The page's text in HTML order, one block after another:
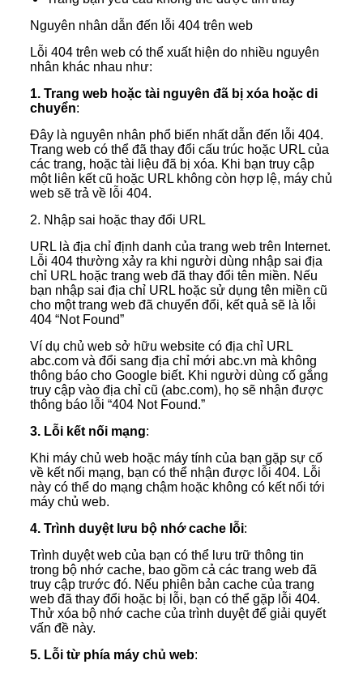
Nguyên nhân dẫn đến lỗi 404 trên web
Lỗi 404 trên web có thể xuất hiện do nhiều nguyên
nhân khác nhau như:
1. Trang web hoặc tài nguyên đã bị xóa hoặc di
chuyển:
Đây là nguyên nhân phổ biến nhất dẫn đến lỗi 404.
Trang web có thể đã thay đổi cấu trúc hoặc URL của
các trang, hoặc tài liệu đã bị xóa. Khi bạn truy cập
một liên kết cũ hoặc URL không còn hợp lệ, máy chủ
web sẽ trả về lỗi 404.
2. Nhập sai hoặc thay đổi URL
URL là địa chỉ định danh của trang web trên Internet.
Lỗi 404 thường xảy ra khi người dùng nhập sai địa
chỉ URL hoặc trang web đã thay đổi tên miền. Nếu
bạn nhập sai địa chỉ URL hoặc sử dụng tên miền cũ
cho một trang web đã chuyển đổi, kết quả sẽ là lỗi
404 “Not Found”
Ví dụ chủ web sở hữu website có địa chỉ URL
abc.com và đổi sang địa chỉ mới abc.vn mà không
thông báo cho Google biết. Khi người dùng cố gắng
truy cập vào địa chỉ cũ (abc.com), họ sẽ nhận được
thông báo lỗi “404 Not Found.”
3. Lỗi kết nối mạng:
Khi máy chủ web hoặc máy tính của bạn gặp sự cố
về kết nối mạng, bạn có thể nhận được lỗi 404. Lỗi
này có thể do mạng chậm hoặc không có kết nối tới
máy chủ web.
4. Trình duyệt lưu bộ nhớ cache lỗi:
Trình duyệt web của bạn có thể lưu trữ thông tin
trong bộ nhớ cache, bao gồm cả các trang web đã
truy cập trước đó. Nếu phiên bản cache của trang
web đã thay đổi hoặc bị lỗi, bạn có thể gặp lỗi 404.
Thử xóa bộ nhớ cache của trình duyệt để giải quyết
vấn đề này.
5. Lỗi từ phía máy chủ web: